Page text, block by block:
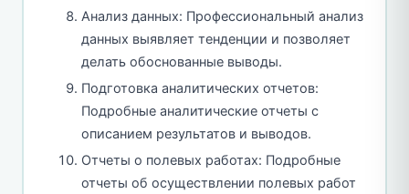
Анализ данных: Профессиональный анализ
данных выявляет тенденции и позволяет
делать обоснованные выводы.
Подготовка аналитических отчетов:
Подробные аналитические отчеты с
описанием результатов и выводов.
Отчеты о полевых работах: Подробные
отчеты об осуществлении полевых работ